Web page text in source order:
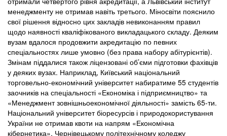
менеджменту не отримав навіть третього. Міносвіти пояснило
свої рішення відносно цих закладів невиконанням правил
щодо наявності кваліфікованого викладацького складу. Деяким
вузам вдалося продовжити акредитацію по певних
спеціальностях лише умовно (без права набору абітурієнтів).
Змінам піддалися також ліцензовані об’єми підготовки фахівців
у деяких вузах. Наприклад, Київський національний
торговельно-економічний університет набиратиме 55 студентів
заочників на спеціальності «Економіка і підприємництво» та
«Менеджмент зовнішньоекономічної діяльності» замість 65-ти.
Національний університет біоресурсів і природокористування
України не отримав квоти на напрям «Економічна
кібернетика», Чернівецькому політехнічному коледжу